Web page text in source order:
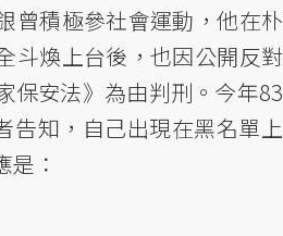
曾積極參社會運動，他在朴
斗煥上台後，也因公開反對
保安法》為由判刑。今年83
告知，自己出現在黑名單上
：